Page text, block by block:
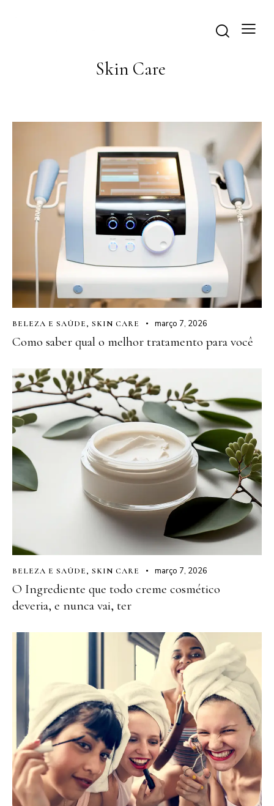
Skin Care
BELEZA E SAÚDE, SKIN CARE março 7, 2026
Como saber qual o melhor tratamento para você
BELEZA E SAÚDE, SKIN CARE março 7, 2026
O Ingrediente que todo creme cosmético
deveria, e nunca vai, ter